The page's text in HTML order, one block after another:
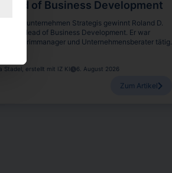
Head of Business Development
Strategis gewinnt Roland D.
als Head of Business Development. Er war
als Interimmanager und Unternehmensberater tätig.
Stadel, erstellt mit IZ KI 6. August 2026
Zum Artikel